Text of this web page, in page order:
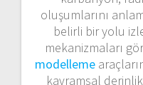
oluşumlarını
belirli bir yolu
mekanizmaları
modelleme
kavramsal